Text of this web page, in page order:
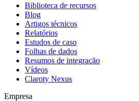
Biblioteca de recursos
Blog
Artigos técnicos
Relatórios
Estudos de caso
Folhas de dados
Resumos de integração
Vídeos
Claroty Nexus
Empresa